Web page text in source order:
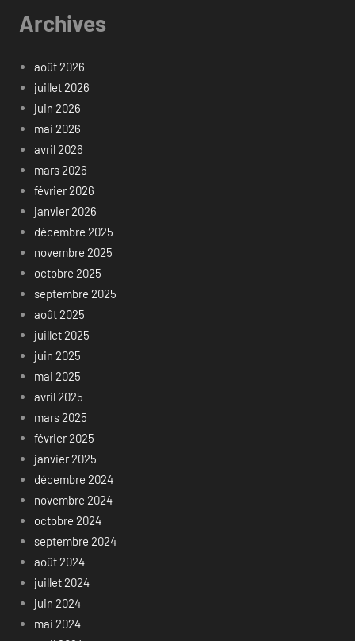
Archives
août 2026
juillet 2026
juin 2026
mai 2026
avril 2026
mars 2026
février 2026
janvier 2026
décembre 2025
novembre 2025
octobre 2025
septembre 2025
août 2025
juillet 2025
juin 2025
mai 2025
avril 2025
mars 2025
février 2025
janvier 2025
décembre 2024
novembre 2024
octobre 2024
septembre 2024
août 2024
juillet 2024
juin 2024
mai 2024